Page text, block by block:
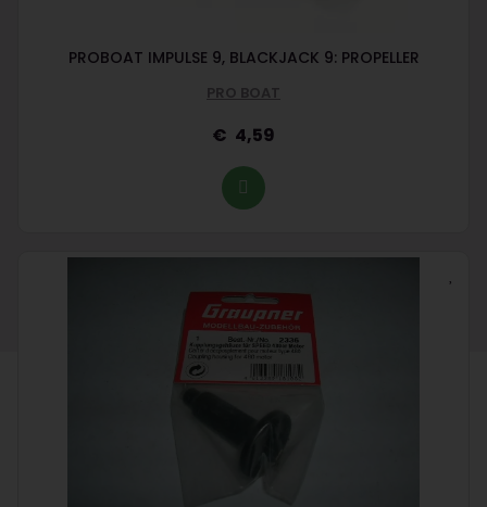
PROBOAT IMPULSE 9, BLACKJACK 9: PROPELLER
PRO BOAT
4,59